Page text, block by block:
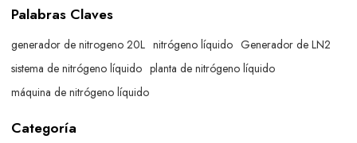
Palabras Claves
generador de nitrogeno 20L nitrógeno líquido Generador de LN2
sistema de nitrógeno líquido planta de nitrógeno líquido
máquina de nitrógeno líquido
Categoría